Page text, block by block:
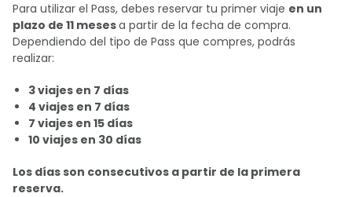
Para utilizar el Pass, debes reservar tu primer viaje en un
plazo de 11 mesesa partir de la fecha de compra.
Dependiendo del tipo de Pass que compres, podrás
realizar:
3 viajes en 7 días
4 viajes en 7 días
7 viajes en 15 días
10 viajes en 30 días
Los días son consecutivos a partir de la primera
reserva.